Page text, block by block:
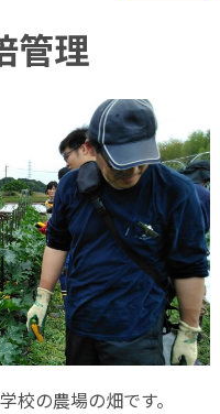
管理
校の農場の畑です。